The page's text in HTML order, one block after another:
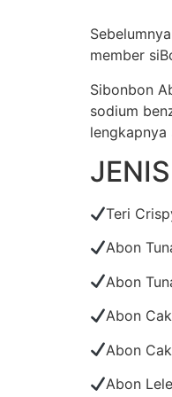
member
Sibonbon
sodium
lengkapnya
Teri
Abon
Abon
Abon
Abon
Abon